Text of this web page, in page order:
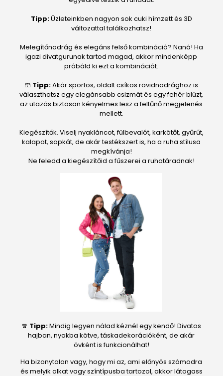
Tipp:Üzleteinkben nagyon sok cuki hímzett és 3D
változattal találkozhatsz!
Melegítőnadrág és elegáns felső kombináció? Naná! Ha
igazi divatgurunak tartod magad, akkor mindenképp
próbáld ki ezt a kombinációt.
🩳 Tipp:Akár sportos, oldalt csíkos rövidnadrághoz is
választhatsz egy elegánsabb csizmát és egy fehér blúzt,
az utazás biztosan kényelmes lesz a feltűnő megjelenés
mellett.
Kiegészítők. Viselj nyakláncot, fülbevalót, karkötőt, gyűrűt,
kalapot, sapkát, de akár testékszert is, ha a ruha stílusa
megkívánja!
Ne feledd a kiegészítőid a fűszerei a ruhatáradnak!
🧣 Tipp:Mindig legyen nálad kéznél egy kendő! Divatos
hajban, nyakba kötve, táskadekorációként, de akár
övként is funkcionálhat!
Ha bizonytalan vagy, hogy mi az, ami előnyös számodra
és melyik alkat vagy színtípusba tartozol, akkor látogass